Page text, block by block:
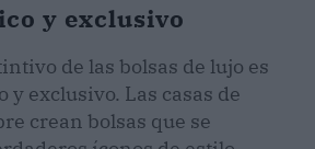
y exclusivo
de las bolsas de lujo es
y exclusivo. Las casas de
crean bolsas que se